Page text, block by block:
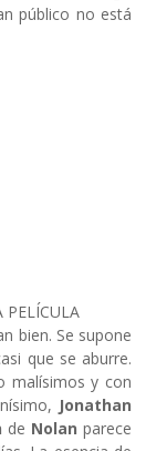
público no está
PELÍCULA
bien. Se supone
que se aburre.
malísimos y con
Jonathan
de Nolan parece